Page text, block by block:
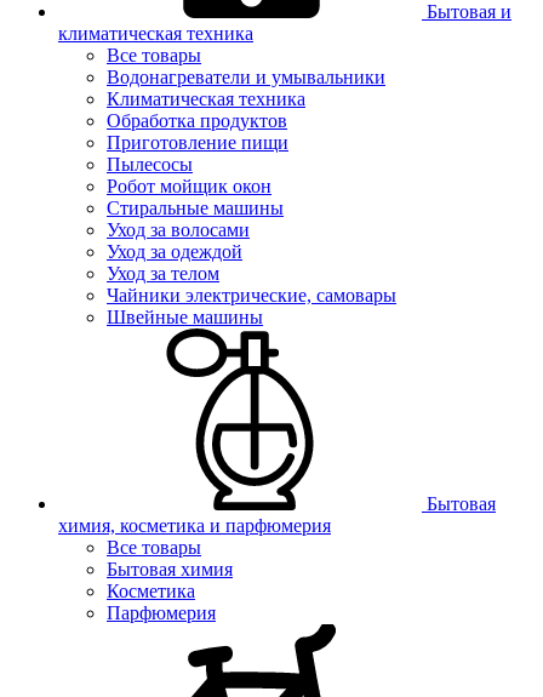
Бытовая и
климатическая техника
Все товары
Водонагреватели и умывальники
Климатическая техника
Обработка продуктов
Приготовление пищи
Пылесосы
Робот мойщик окон
Стиральные машины
Уход за волосами
Уход за одеждой
Уход за телом
Чайники электрические, самовары
Швейные машины
Бытовая
химия, косметика и парфюмерия
Все товары
Бытовая химия
Косметика
Парфюмерия